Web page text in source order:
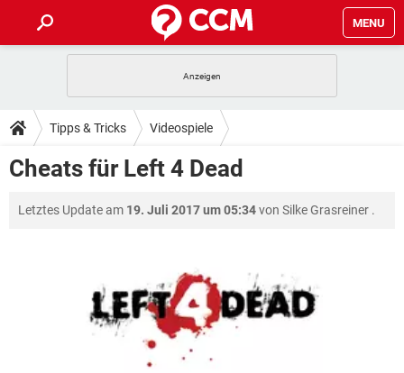
MENU
ANDROID IOS
WINDOWS 10 INSTAGRAM
TIPPS & TRICKS
SPIELE STREAMING
ANDROID IOS
WINDOWS 10 INSTAGRAM
HARDWARE
DOWNLOADS
TIKTOK
HARDWARE
FORUM
INSTAGRAM
TIKTOK
STREAMING
IOS
Tipps & Tricks Videospiele
Cheats für Left 4 Dead
Letztes Update am 19. Juli 2017 um 05:34von Silke Grasreiner .